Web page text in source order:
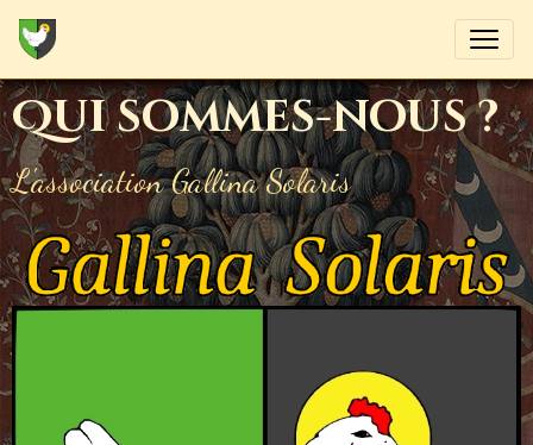
Qui sommes-nous ?
L'association Gallina Solaris